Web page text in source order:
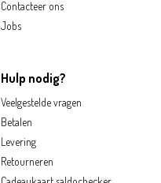
Contacteer ons
Jobs
Hulp nodig?
Veelgestelde vragen
Betalen
Levering
Retourneren